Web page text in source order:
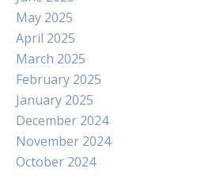
May 2025
April 2025
March 2025
February 2025
January 2025
December 2024
November 2024
October 2024